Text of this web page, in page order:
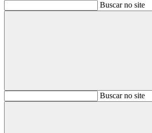
Buscar no site
BuscarBuscar no site